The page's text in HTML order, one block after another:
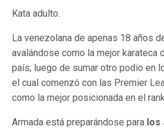
Kata adulto.
La venezolana de apenas 18 años
avalándose como la mejor karateca
país, luego de sumar otro podio en
el cual comenzó con las Premier
como la mejor posicionada en el
Armada está preparándose para los